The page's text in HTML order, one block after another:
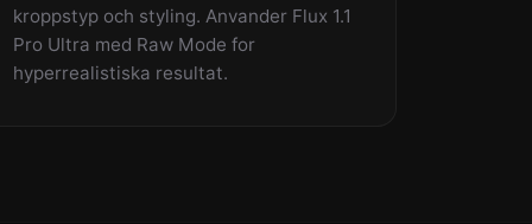
kroppstyp och styling. Anvander Flux 1.1
Pro Ultra med Raw Mode for
hyperrealistiska resultat.